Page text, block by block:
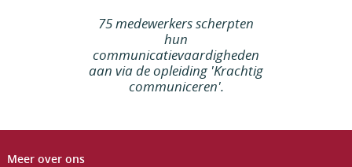
75 medewerkers scherpten
hun
communicatievaardigheden
aan via de opleiding 'Krachtig
communiceren'.
Meer over ons